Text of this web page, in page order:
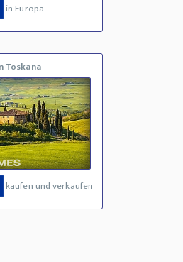
in Europa
Toskana
kaufen und verkaufen